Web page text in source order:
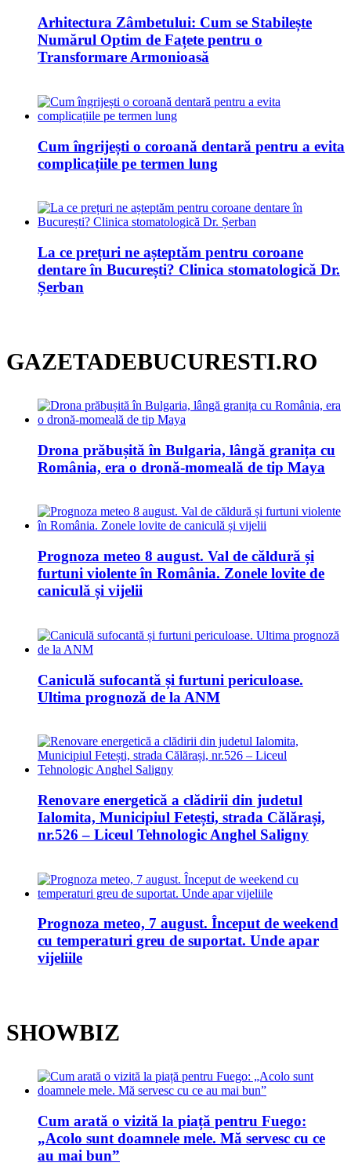
Arhitectura Zâmbetului: Cum se Stabilește
Numărul Optim de Fațete pentru o
Transformare Armonioasă
Cum îngrijești o coroană dentară pentru a evita
complicațiile pe termen lung
La ce prețuri ne așteptăm pentru coroane
dentare în București? Clinica stomatologică Dr.
Șerban
GAZETADEBUCURESTI.RO
Drona prăbușită în Bulgaria, lângă granița cu
România, era o dronă-momeală de tip Maya
Prognoza meteo 8 august. Val de căldură și
furtuni violente în România. Zonele lovite de
caniculă și vijelii
Caniculă sufocantă și furtuni periculoase.
Ultima prognoză de la ANM
Renovare energetică a clădirii din judetul
Ialomita, Municipiul Fetești, strada Călărași,
nr.526 – Liceul Tehnologic Anghel Saligny
Prognoza meteo, 7 august. Început de weekend
cu temperaturi greu de suportat. Unde apar
vijeliile
SHOWBIZ
Cum arată o vizită la piață pentru Fuego:
„Acolo sunt doamnele mele. Mă servesc cu ce
au mai bun”